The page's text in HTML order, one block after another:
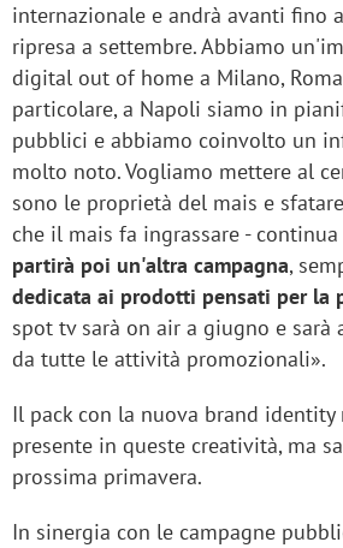
internazionale e andrà avanti fino
ripresa a settembre. Abbiamo
digital out of home a Milano,
particolare, a Napoli siamo in
pubblici e abbiamo coinvolto un
molto noto. Vogliamo mettere al
sono le proprietà del mais e
che il mais fa ingrassare - continua
partirà poi un'altra campagna,
dedicata ai prodotti pensati per la
spot tv sarà on air a giugno e sarà
da tutte le attività promozionali».
Il pack con la nuova brand identity
presente in queste creatività, ma
prossima primavera.
In sinergia con le campagne